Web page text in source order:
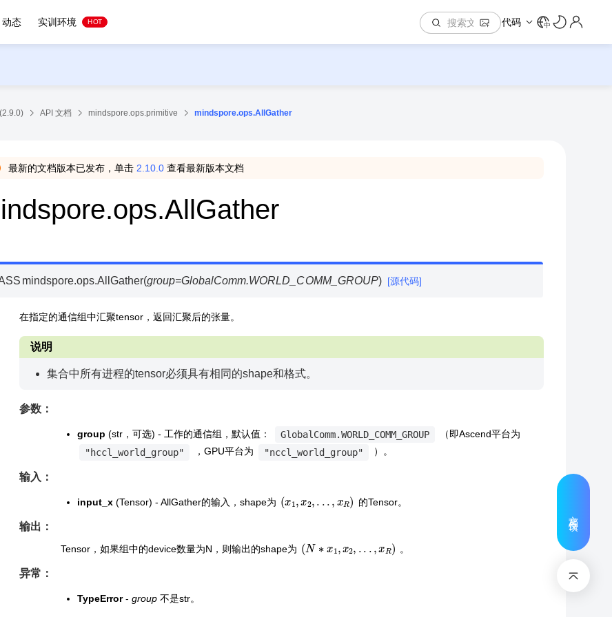
动态 实训环境 HOT 代码 中
API 文档 mindspore.ops.primitive mindspore.ops.AllGather
最新的文档版本已发布，单击 2.10.0 查看最新版本文档
mindspore.ops.AllGather(group=GlobalComm.WORLD_COMM_GROUP) [源代码]
在指定的通信组中汇聚tensor，返回汇聚后的张量。
说明
集合中所有进程的tensor必须具有相同的shape和格式。
参数：
group (str，可选) - 工作的通信组，默认值： GlobalComm.WORLD_COMM_GROUP
（即Ascend平台为
"hccl_world_group"
，GPU平台为 "nccl_world_group" ）。
输入：
input_x (Tensor) - AllGather的输入，shape为 ( 的Tensor。
输出：
Tensor，如果组中的device数量为N，则输出的shape为 (N∗ 。
异常：
TypeError- group 不是str。